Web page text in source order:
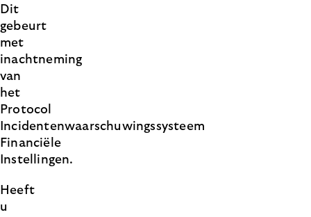
Dit
gebeurt
met
inachtneming
van
het
Protocol
Incidentenwaarschuwingssysteem
Financiële
Instellingen.
Heeft
u